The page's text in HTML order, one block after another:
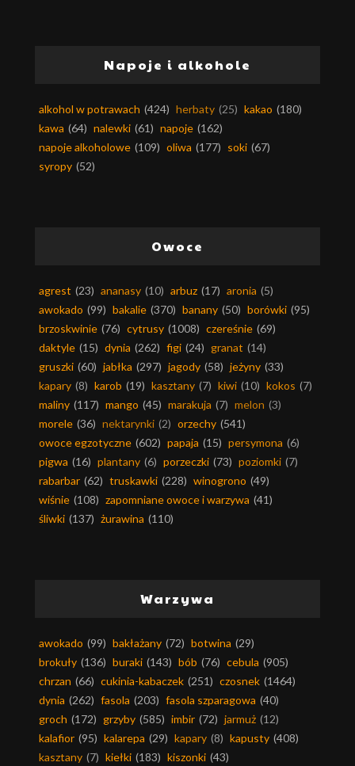
Napoje i alkohole
alkohol w potrawach (424) herbaty (25) kakao (180)
kawa (64) nalewki (61) napoje (162)
napoje alkoholowe (109) oliwa (177) soki (67)
syropy (52)
Owoce
agrest (23) ananasy (10) arbuz (17) aronia (5)
awokado (99) bakalie (370) banany (50) borówki (95)
brzoskwinie (76) cytrusy (1008) czereśnie (69)
daktyle (15) dynia (262) figi (24) granat (14)
gruszki (60) jabłka (297) jagody (58) jeżyny (33)
kapary (8) karob (19) kasztany (7) kiwi (10) kokos (7)
maliny (117) mango (45) marakuja (7) melon (3)
morele (36) nektarynki (2) orzechy (541)
owoce egzotyczne (602) papaja (15) persymona (6)
pigwa (16) plantany (6) porzeczki (73) poziomki (7)
rabarbar (62) truskawki (228) winogrono (49)
wiśnie (108) zapomniane owoce i warzywa (41)
śliwki (137) żurawina (110)
Warzywa
awokado (99) bakłażany (72) botwina (29)
brokuły (136) buraki (143) bób (76) cebula (905)
chrzan (66) cukinia-kabaczek (251) czosnek (1464)
dynia (262) fasola (203) fasola szparagowa (40)
groch (172) grzyby (585) imbir (72) jarmuż (12)
kalafior (95) kalarepa (29) kapary (8) kapusty (408)
kasztany (7) kiełki (183) kiszonki (43)